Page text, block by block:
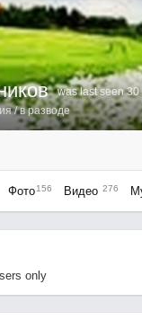
was last seen 30
/ в разводе
Фото 156 Видео 276
only